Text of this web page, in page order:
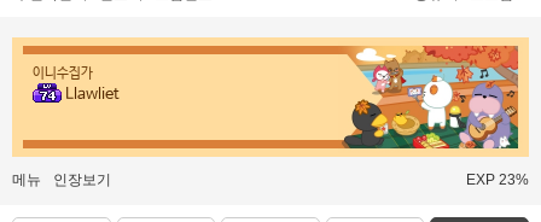
이니수집가
Llawliet
메뉴 인장보기 EXP 23%